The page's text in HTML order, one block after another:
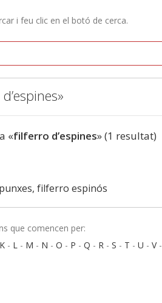
i feu clic en el botó de cerca.
«filferro d’espines» (1 resultat)
filferro espinós
que comencen per:
K - L - M - N - O - P - Q - R - S - T - U - V-